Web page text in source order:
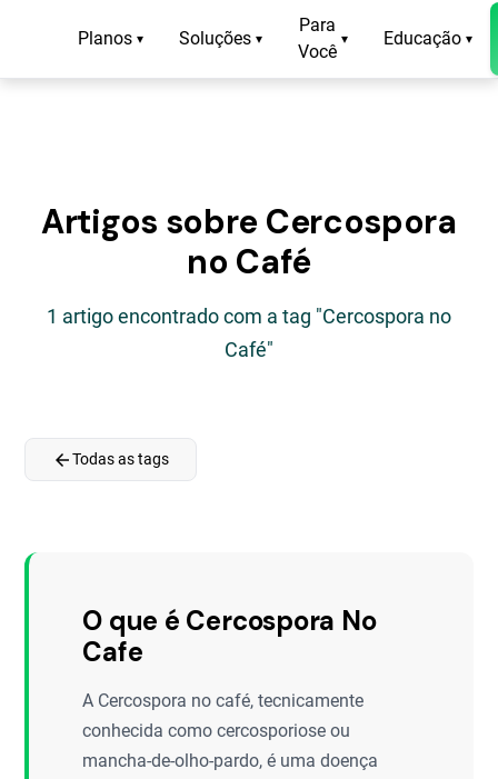
Planos ▾ Soluções ▾
Para
Você
▾ Educação ▾
Artigos sobre Cercospora
no Café
1 artigo encontrado com a tag "Cercospora no
Café"
arrow_backTodas as tags
O que é Cercospora No
Cafe
A Cercospora no café, tecnicamente
conhecida como cercosporiose ou
mancha-de-olho-pardo, é uma doença